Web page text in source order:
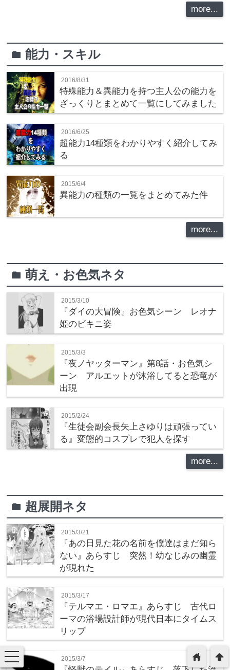
more...
folder能力・スキル
2016/8/31
特殊能力＆異能力を持つ主人公の能力を
ざっくりとまとめて一覧にしてみました
2016/6/25
超能力14種類をわかりやすく紹介してみ
る
2015/6/4
異能力の種類の一覧をまとめてみた件
more...
folder萌え・お色気ネタ
2015/3/10
『ダイの大冒険』お色気シーン レオナ
姫のビキニ姿
2015/3/3
『夜ノヤッターマン』第8話・お色気シ
ーン アルエットが沐浴してると恐竜が
出現
2015/2/24
『生徒会副会長矢上さゆりは頑張ってい
る』変態的コスプレで犯人を探す
more...
folder 超展開ネタ
2015/3/21
『あの日見た花の名前を僕達はまだ知ら
ない』あらすじ 突然！幼なじみの幽霊
が現れた
2015/3/17
『テルマエ・ロマエ』あらすじ 古代ロ
ーマの浴場設計師が現代日本にタイムス
リップ
2015/3/7
toggle
navigation
arrowup
home